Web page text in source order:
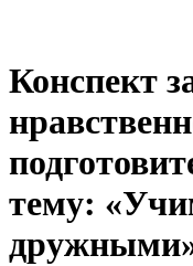
Конспект
тему: